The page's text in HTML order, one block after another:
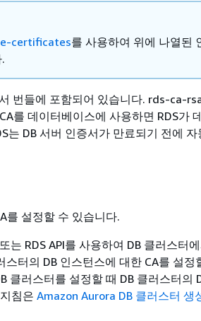
certificates를 사용하여 위에 나열된
번들에 포함되어 있습니다. rds-ca-
CA를 데이터베이스에 사용하면 RDS가
는 DB 서버 인증서가 만료되기 전에 자
를 설정할 수 있습니다.
는 RDS API를 사용하여 DB 클러스터
터의 DB 인스턴스에 대한 CA를 설정
클러스터를 설정할 때 DB 클러스터의
침은 Amazon Aurora DB 클러스터 생